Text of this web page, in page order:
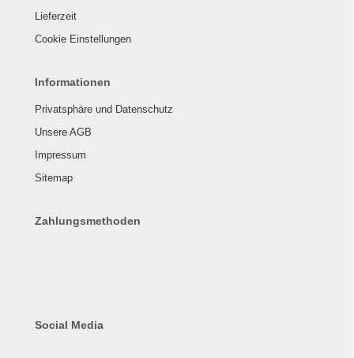
Lieferzeit
Cookie Einstellungen
Informationen
Privatsphäre und Datenschutz
Unsere AGB
Impressum
Sitemap
Zahlungsmethoden
Social Media